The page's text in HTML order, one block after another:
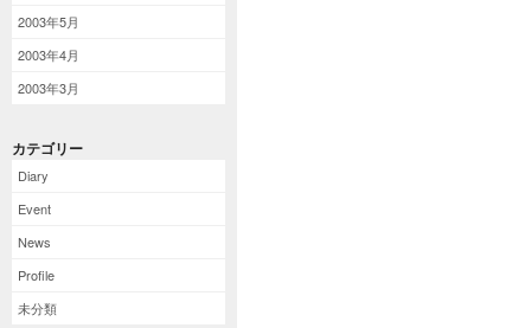
2003年5月
2003年4月
2003年3月
カテゴリー
Diary
Event
News
Profile
未分類